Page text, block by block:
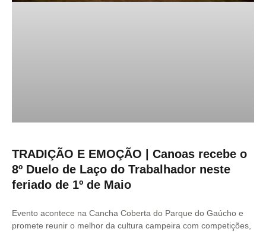
TRADIÇÃO E EMOÇÃO | Canoas recebe o
8º Duelo de Laço do Trabalhador neste
feriado de 1º de Maio
Evento acontece na Cancha Coberta do Parque do Gaúcho e
promete reunir o melhor da cultura campeira com competições,